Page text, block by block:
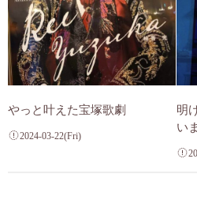
やっと叶えた宝塚歌劇
2024-03-22(Fri)
明
い